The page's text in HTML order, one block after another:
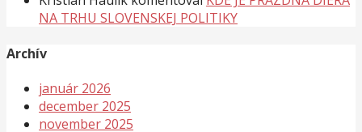
NA TRHU SLOVENSKEJ POLITIKY
Archív
január 2026
december 2025
november 2025